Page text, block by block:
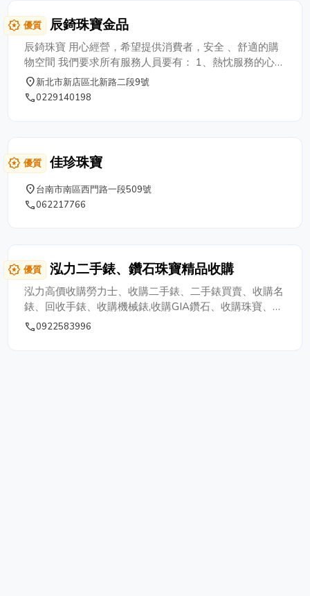
award_star 優質 辰錡珠寶金品
辰錡珠寶 用心經營，希望提供消費者，安全 、舒適的購
物空間 我們要求所有服務人員要有： 1、熱忱服務的心。
2、優良的專業知識。 3、開心的笑容、體貼客戶的心。
完全現金交易，快速又安全。 辰錡珠寶 前為公車站牌交
place新北市新店區北新路二段9號
phone0229140198
award_star 優質 佳珍珠寶
place台南市南區西門路一段509號
phone062217766
award_star 優質 泓力二手錶、鑽石珠寶精品收購
泓力高價收購勞力士、收購二手錶、二手錶買賣、收購名
錶、回收手錶、收購機械錶,收購GIA鑽石、收購珠寶、收
購品牌精品、收購鑽戒、收購鑽石項鍊、回收鑽石, 提供
phone0922583996